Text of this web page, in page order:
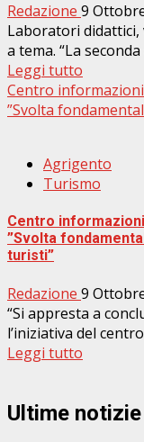
Redazione 9
Laboratori
a tema. “La
Leggi tutto
Centro
”Svolta
Agrigento
Turismo
Centro
”Svolta
turisti”
Redazione 9
“Si appresta a
l’iniziativa del
Leggi tutto
Ultime notizie